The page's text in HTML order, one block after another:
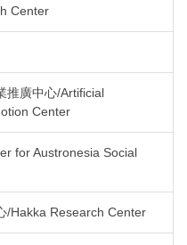
Center
推廣中心/Artificial
Center
for Austronesia Social
/Hakka Research Center